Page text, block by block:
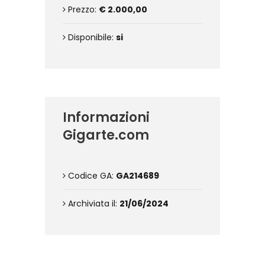
Prezzo: € 2.000,00
Disponibile: si
Informazioni
Gigarte.com
Codice GA: GA214689
Archiviata il: 21/06/2024